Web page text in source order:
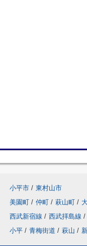
小平市 / 東村山市
美園町 / 仲町 / 萩山町 /
西武新宿線 / 西武拝島線 /
小平 / 青梅街道 / 萩山 /